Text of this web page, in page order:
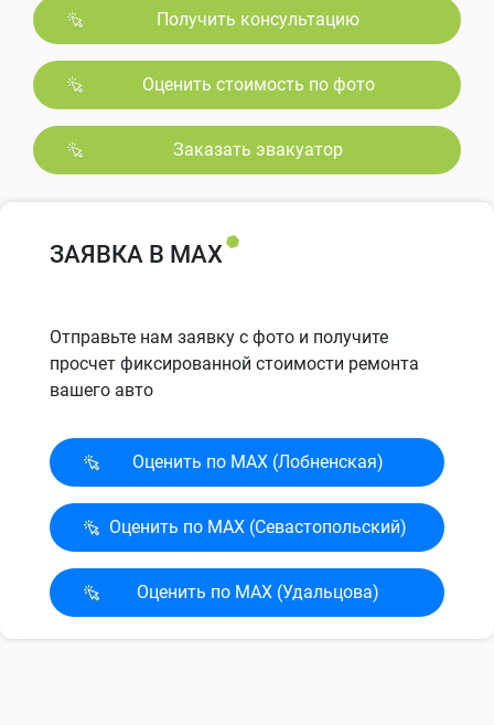
Получить консультацию
Оценить стоимость по фото
Заказать эвакуатор
ЗАЯВКА В MAX
Отправьте нам заявку с фото и получите
просчет фиксированной стоимости ремонта
вашего авто
Оценить по MAX (Лобненская)
Оценить по MAX (Севасто­польский)
Оценить по MAX (Удальцова)